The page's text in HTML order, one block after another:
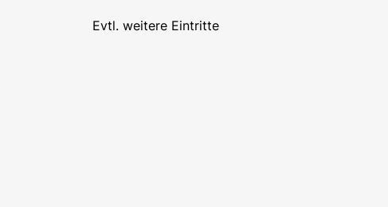
Evtl. weitere Eintritte